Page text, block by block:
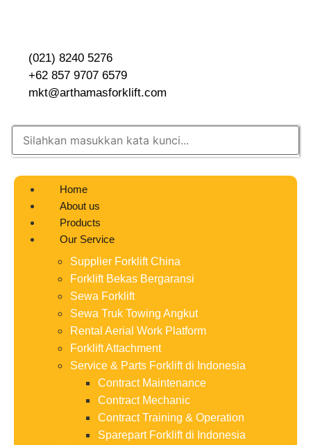
(021) 8240 5276
+62 857 9707 6579
mkt@arthamasforklift.com
Home
About us
Products
Our Service
Supplier Forklift China
Forklift Bekas Bergaransi
Sewa Forklift
Sewa Truk Towing Angkut
Rental Aerial Work Platform
Forklift Attachment
Service & Parts Forklift di Indonesia
Contract Maintenance
Contract Mechanic
Contract Training & Operation
Sparepart Forklift di Indonesia